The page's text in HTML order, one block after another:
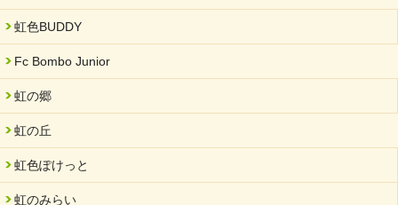
2024/08/26
2024/08/01
夏休み学習支援・可茂自悠学舎
2024/07/03
中部学院大学「現代福祉マネジメント」ゲスト講師
2024/04/17
虹色BUDDY
Fc Bombo Junior
虹の郷
虹の丘
虹色ぽけっと
虹のみらい